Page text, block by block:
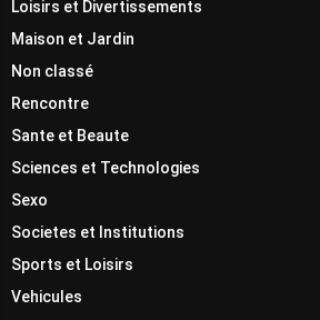
Loisirs et Divertissements
Maison et Jardin
Non classé
Rencontre
Sante et Beaute
Sciences et Technologies
Sexo
Societes et Institutions
Sports et Loisirs
Vehicules